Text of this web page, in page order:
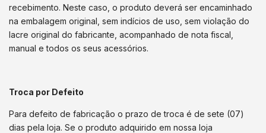
recebimento. Neste caso, o produto deverá ser encaminhado
na embalagem original, sem indícios de uso, sem violação do
lacre original do fabricante, acompanhado de nota fiscal,
manual e todos os seus acessórios.
Troca por Defeito
Para defeito de fabricação o prazo de troca é de sete (07)
dias pela loja. Se o produto adquirido em nossa loja